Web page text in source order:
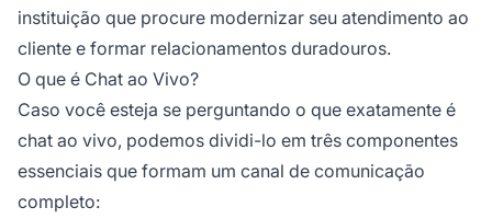
instituição que procure modernizar seu atendimento ao
cliente e formar relacionamentos duradouros.
O que é Chat ao Vivo?
Caso você esteja se perguntando o que exatamente é
chat ao vivo, podemos dividi-lo em três componentes
essenciais que formam um canal de comunicação
completo: